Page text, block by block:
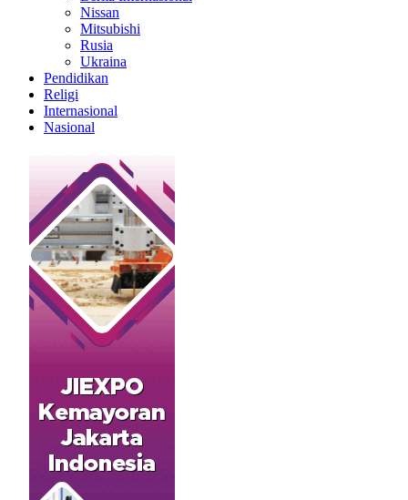
Nissan
Mitsubishi
Rusia
Ukraina
Pendidikan
Religi
Internasional
Nasional